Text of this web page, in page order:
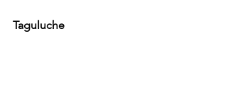
Taguluche